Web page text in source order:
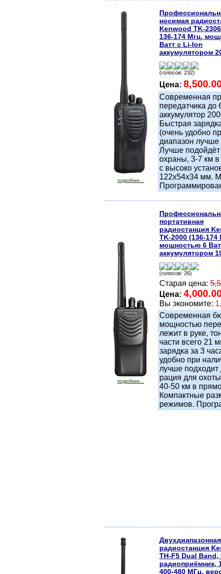
подробнее...
носимая
Kenwood TK-
136-174 Мгц,
Ватт с Li-Ion
аккумулятором
(голосов: 232)
Цена:
Современная
передатчика
аккумулятор
Быстрая
(очень удобно
диапазон лучше
Лучше подойдёт
охраны, 3-7 км в
с высоко
122x54x34 мм.
подробнее...
портативная
радиостанция
TK-2000 (136-174
мощностью 6
аккумулятором
(голосов: 26)
Старая цена:
Цена:
Вы экономите:
Современная
мощностью
лежит в руке,
части всего 21
зарядка за 3
удобно при
лучше подходит
рация для
40-50 км в
Компактные
режимов.
радиостанция
TH-F5 Dual Band,
радиоприёмник,
400-480 МГц,